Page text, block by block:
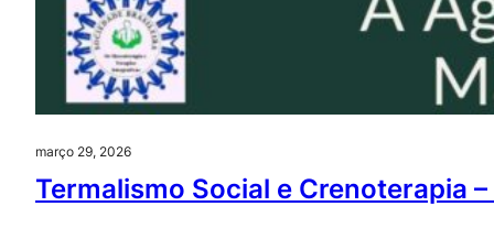
março 29, 2026
Termalismo Social e Crenoterapia